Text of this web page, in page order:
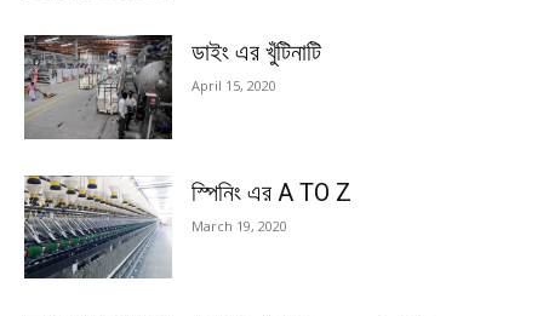
ডাইং এর খুঁটিনাটি
April 15, 2020
স্পিনিং এর A TO Z
March 19, 2020